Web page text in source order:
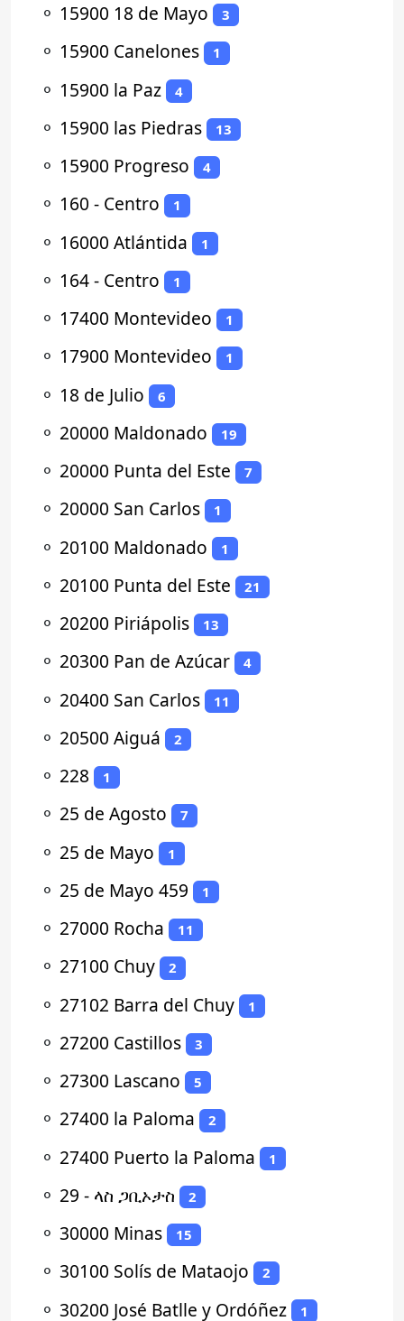
⚬ 15900 18 de Mayo 3
⚬ 15900 Canelones 1
⚬ 15900 la Paz 4
⚬ 15900 las Piedras 13
⚬ 15900 Progreso 4
⚬ 160 - Centro 1
⚬ 16000 Atlántida 1
⚬ 164 - Centro 1
⚬ 17400 Montevideo 1
⚬ 17900 Montevideo 1
⚬ 18 de Julio 6
⚬ 20000 Maldonado 19
⚬ 20000 Punta del Este 7
⚬ 20000 San Carlos 1
⚬ 20100 Maldonado 1
⚬ 20100 Punta del Este 21
⚬ 20200 Piriápolis 13
⚬ 20300 Pan de Azúcar 4
⚬ 20400 San Carlos 11
⚬ 20500 Aiguá 2
⚬ 228 1
⚬ 25 de Agosto 7
⚬ 25 de Mayo 1
⚬ 25 de Mayo 459 1
⚬ 27000 Rocha 11
⚬ 27100 Chuy 2
⚬ 27102 Barra del Chuy 1
⚬ 27200 Castillos 3
⚬ 27300 Lascano 5
⚬ 27400 la Paloma 2
⚬ 27400 Puerto la Paloma 1
⚬ 29 - ላስ ጋቢኦታስ 2
⚬ 30000 Minas 15
⚬ 30100 Solís de Mataojo 2
⚬ 30200 José Batlle y Ordóñez 1